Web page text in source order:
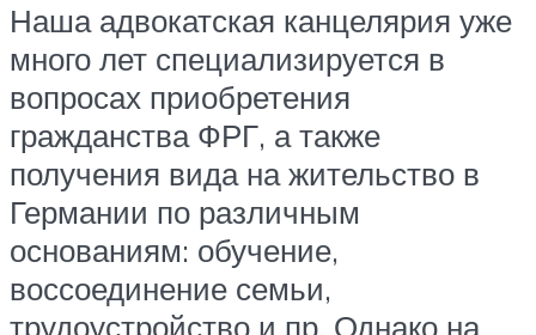
Наша адвокатская канцелярия уже
много лет специализируется в
вопросах приобретения
гражданства ФРГ, а также
получения вида на жительство в
Германии по различным
основаниям: обучение,
воссоединение семьи,
трудоустройство и пр. Однако на